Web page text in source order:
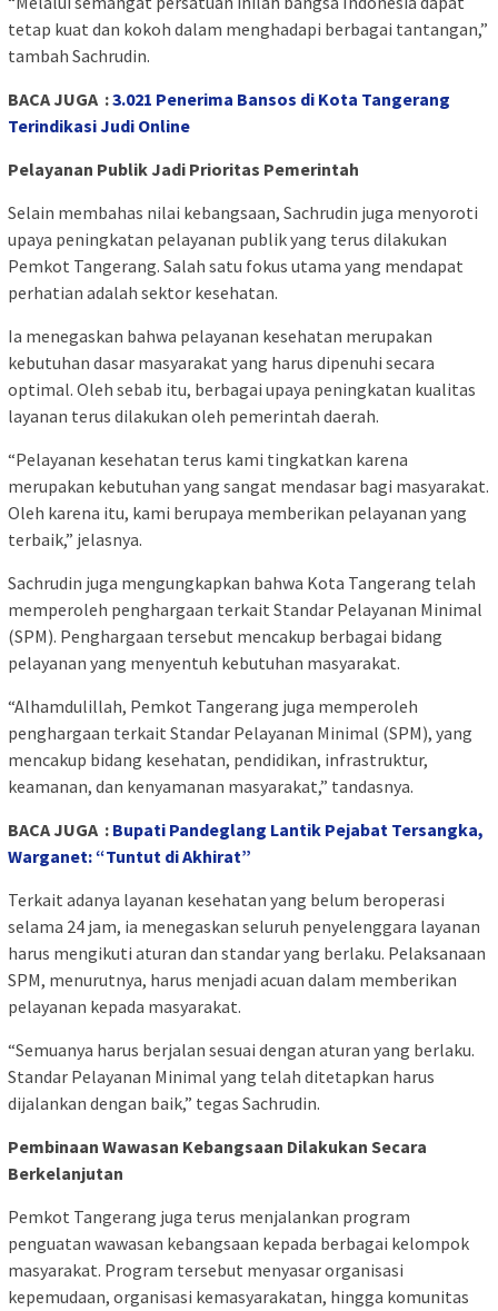
tetap kuat dan kokoh dalam menghadapi berbagai tantangan,”
tambah Sachrudin.
BACA JUGA :3.021 Penerima Bansos di Kota Tangerang
Terindikasi Judi Online
Pelayanan Publik Jadi Prioritas Pemerintah
Selain membahas nilai kebangsaan, Sachrudin juga menyoroti
upaya peningkatan pelayanan publik yang terus dilakukan
Pemkot Tangerang. Salah satu fokus utama yang mendapat
perhatian adalah sektor kesehatan.
Ia menegaskan bahwa pelayanan kesehatan merupakan
kebutuhan dasar masyarakat yang harus dipenuhi secara
optimal. Oleh sebab itu, berbagai upaya peningkatan kualitas
layanan terus dilakukan oleh pemerintah daerah.
“Pelayanan kesehatan terus kami tingkatkan karena
merupakan kebutuhan yang sangat mendasar bagi masyarakat.
Oleh karena itu, kami berupaya memberikan pelayanan yang
terbaik,” jelasnya.
Sachrudin juga mengungkapkan bahwa Kota Tangerang telah
memperoleh penghargaan terkait Standar Pelayanan Minimal
(SPM). Penghargaan tersebut mencakup berbagai bidang
pelayanan yang menyentuh kebutuhan masyarakat.
“Alhamdulillah, Pemkot Tangerang juga memperoleh
penghargaan terkait Standar Pelayanan Minimal (SPM), yang
mencakup bidang kesehatan, pendidikan, infrastruktur,
keamanan, dan kenyamanan masyarakat,” tandasnya.
BACA JUGA : Bupati Pandeglang Lantik Pejabat Tersangka,
Warganet: “Tuntut di Akhirat”
Terkait adanya layanan kesehatan yang belum beroperasi
selama 24 jam, ia menegaskan seluruh penyelenggara layanan
harus mengikuti aturan dan standar yang berlaku. Pelaksanaan
SPM, menurutnya, harus menjadi acuan dalam memberikan
pelayanan kepada masyarakat.
“Semuanya harus berjalan sesuai dengan aturan yang berlaku.
Standar Pelayanan Minimal yang telah ditetapkan harus
dijalankan dengan baik,” tegas Sachrudin.
Pembinaan Wawasan Kebangsaan Dilakukan Secara
Berkelanjutan
Pemkot Tangerang juga terus menjalankan program
penguatan wawasan kebangsaan kepada berbagai kelompok
masyarakat. Program tersebut menyasar organisasi
kepemudaan, organisasi kemasyarakatan, hingga komunitas